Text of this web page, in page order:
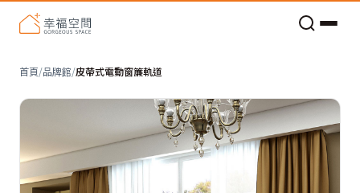
首頁/品牌館/皮帶式電動窗簾軌道